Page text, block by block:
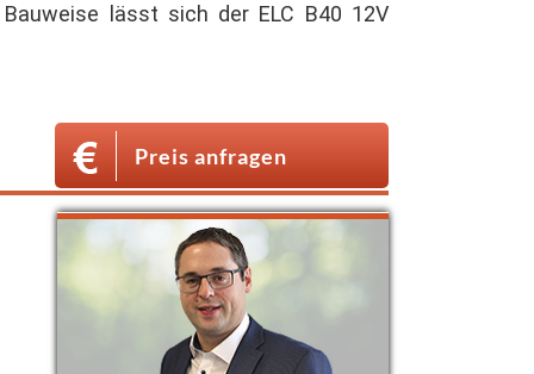
lässt sich der ELC B40 12V
Preis anfragen